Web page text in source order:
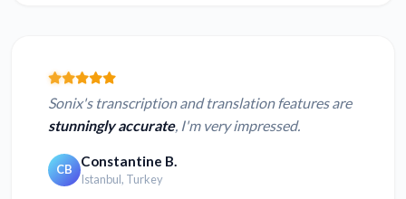
Sonix's transcription and translation features are
stunningly accurate, I'm very impressed.
CB Constantine B.
Istanbul, Turkey